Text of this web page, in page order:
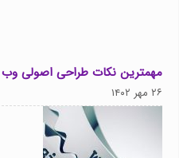
مهمترین نکات طراحی اصولی
۲۶ مهر ۱۴۰۲